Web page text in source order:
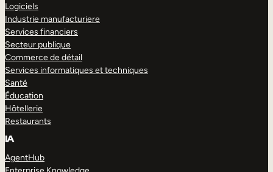
Logiciels
Industrie manufacturiere
Services financiers
Secteur publique
Commerce de détail
Services informatiques et techniques
Santé
Éducation
Hôtellerie
Restaurants
IA
AgentHub